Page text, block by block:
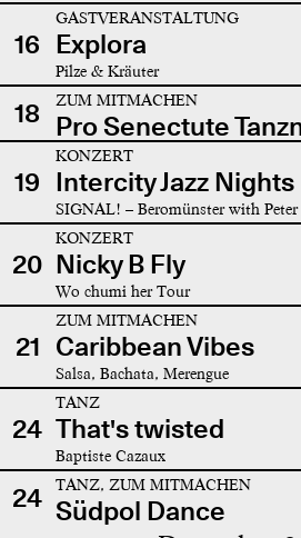
16
GASTVERANSTALTUNG
Explora
Pilze & Kräuter
18 ZUM MITMACHEN
Pro Senectute
19
KONZERT
Intercity Jazz Nights
SIGNAL! – Beromünster with
20
KONZERT
Nicky B Fly
Wo chumi her Tour
21
ZUM MITMACHEN
Caribbean Vibes
Salsa, Bachata, Merengue
24
TANZ
That's twisted
Baptiste Cazaux
24 TANZ, ZUM MITMACHEN
Südpol Dance